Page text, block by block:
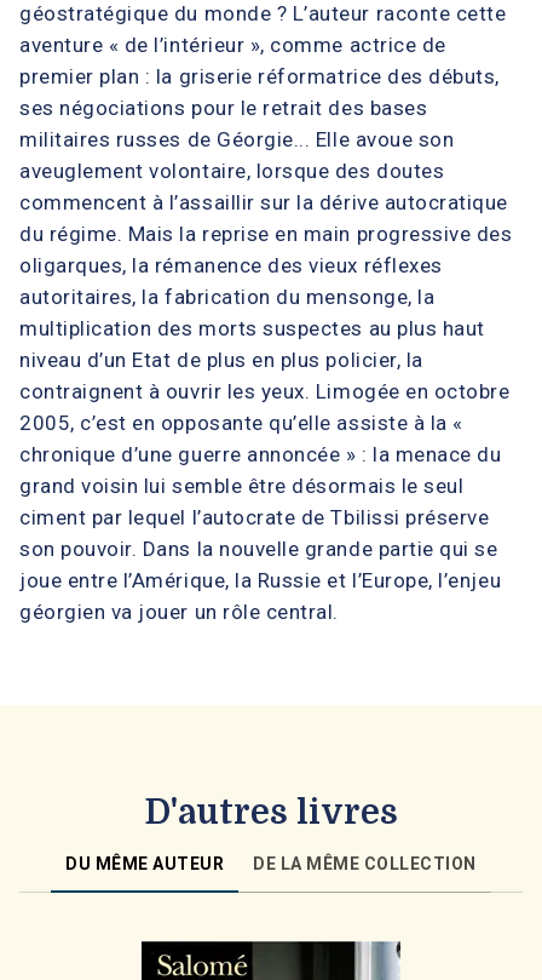
géostratégique du monde ? L’auteur raconte cette
aventure « de l’intérieur », comme actrice de
premier plan : la griserie réformatrice des débuts,
ses négociations pour le retrait des bases
militaires russes de Géorgie... Elle avoue son
aveuglement volontaire, lorsque des doutes
commencent à l’assaillir sur la dérive autocratique
du régime. Mais la reprise en main progressive des
oligarques, la rémanence des vieux réflexes
autoritaires, la fabrication du mensonge, la
multiplication des morts suspectes au plus haut
niveau d’un Etat de plus en plus policier, la
contraignent à ouvrir les yeux. Limogée en octobre
2005, c’est en opposante qu’elle assiste à la «
chronique d’une guerre annoncée » : la menace du
grand voisin lui semble être désormais le seul
ciment par lequel l’autocrate de Tbilissi préserve
son pouvoir. Dans la nouvelle grande partie qui se
joue entre l’Amérique, la Russie et l’Europe, l’enjeu
géorgien va jouer un rôle central.
D'autres livres
DU MÊME AUTEUR DE LA MÊME COLLECTION